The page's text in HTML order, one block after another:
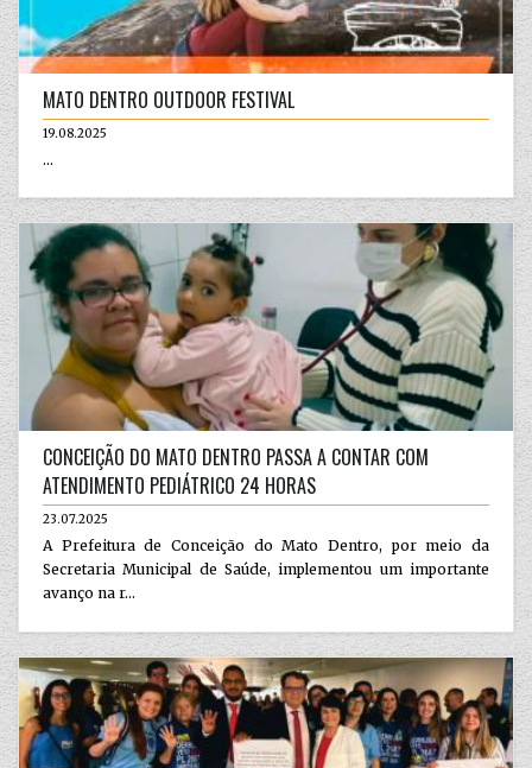
MATO DENTRO OUTDOOR FESTIVAL
19.08.2025
...
CONCEIÇÃO DO MATO DENTRO PASSA A CONTAR COM
ATENDIMENTO PEDIÁTRICO 24 HORAS
23.07.2025
A Prefeitura de Conceição do Mato Dentro, por meio da
Secretaria Municipal de Saúde, implementou um importante
avanço na r...